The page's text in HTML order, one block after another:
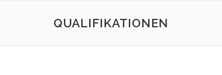
QUALIFIKATIONEN